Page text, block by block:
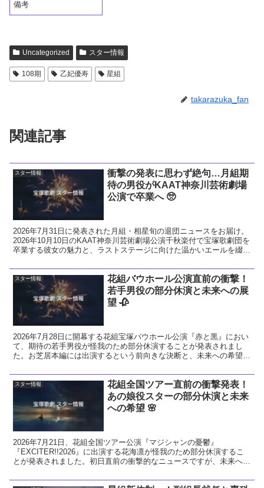
備考
Uncategorized スター情報
108期 乙妃優寿 星組
takarazuka_fan
関連記事
スター情報
衝撃の発表に思わず絶句…月組期
待の男役がKAAT神奈川芸術劇場
公演で卒業へ 🥺
2026年7月31日に発表された月組・相星旬の退団ニュースをお届け。
2026年10月10日のKAAT神奈川芸術劇場公演千秋楽付で宝塚歌劇団を
卒業する彼女の魅力と、ラストステージに向けた温かいエールを綴り
スター情報
花組バウホール公演直前の衝撃！
若手男役の部分休演と未来への展
望 🥀
2026年7月28日に開幕する花組宝塚バウホール公演『赤と黒』におい
て、期待の若手男役が怪我のため部分休演することが発表されまし
た。お芝居本編には出演するという前向きな決断と、未来への希望に
スター情報
花組全国ツアー直前の衝撃発表！
あの娘役スターの部分休演と未来
への希望 🌸
2026年7月21日、花組全国ツアー公演『マジシャンの憂鬱』
『EXCITER!!2026』に出演する花海凛が怪我のため部分休演するこ
とが発表されました。初日直前の衝撃的なニュースですが、未来への
送ります。